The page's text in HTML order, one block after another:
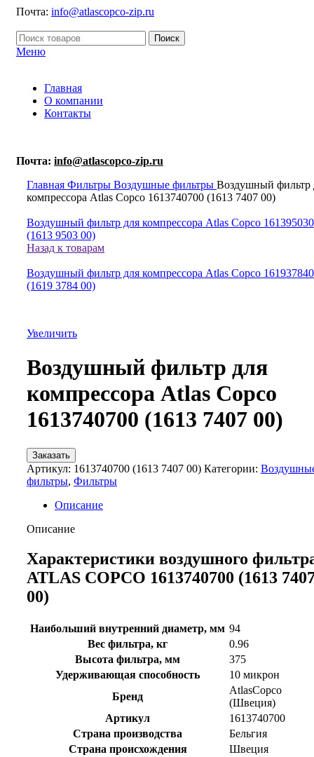
Почта: info@atlascopco-zip.ru
Поиск
Меню
Главная
О компании
Контакты
Почта: info@atlascopco-zip.ru
Главная Фильтры Воздушные фильтры Воздушный фильтр
компрессора Atlas Copco 1613740700 (1613 7407 00)
Воздушный фильтр для компрессора Atlas Copco
(1613 9503 00)
Назад к товарам
Воздушный фильтр для компрессора Atlas Copco
(1619 3784 00)
Увеличить
Воздушный фильтр для
компрессора Atlas Copco
1613740700 (1613 7407 00)
Заказать
Артикул: 1613740700 (1613 7407 00) Категории:
фильтры, Фильтры
Описание
Описание
Характеристики воздушного
ATLAS COPCO 1613740700 (1613
00)
Наибольший внутренний диаметр, мм 94
Вес фильтра, кг
0.96
Высота фильтра, мм
375
Удерживающая способность
10 микрон
Бренд
AtlasCopco
(Швеция)
Артикул
1613740700
Страна производства
Бельгия
Страна происхождения
Швеция